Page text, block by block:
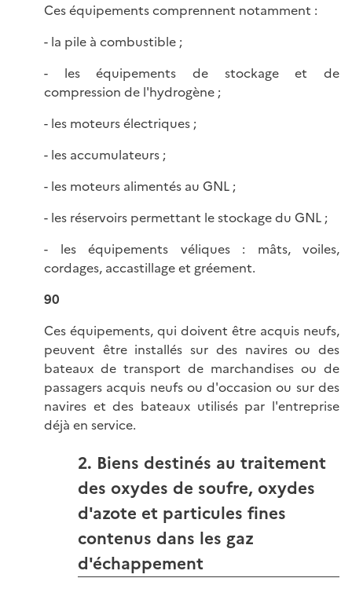
Ces équipements comprennent notamment :
- la pile à combustible ;
- les équipements de stockage et de
compression de l'hydrogène ;
- les moteurs électriques ;
- les accumulateurs ;
- les moteurs alimentés au GNL ;
- les réservoirs permettant le stockage du GNL ;
- les équipements véliques : mâts, voiles,
cordages, accastillage et gréement.
90
Ces équipements, qui doivent être acquis neufs,
peuvent être installés sur des navires ou des
bateaux de transport de marchandises ou de
passagers acquis neufs ou d'occasion ou sur des
navires et des bateaux utilisés par l'entreprise
déjà en service.
2. Biens destinés au traitement
des oxydes de soufre, oxydes
d'azote et particules fines
contenus dans les gaz
d'échappement